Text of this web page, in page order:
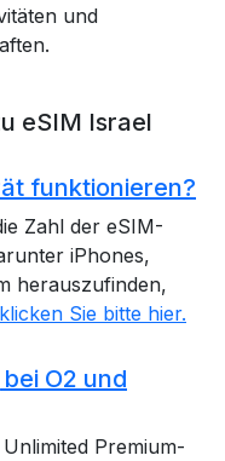
und
eSIM Israel
funktionieren?
Zahl der eSIM-
iPhones,
herauszufinden,
klicken Sie bitte hier.
O2 und
Premium-